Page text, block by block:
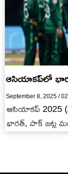
ఆసియాక‌ప్‌లో
September 8, 2025 /
ఆసియాక‌ప్ 2025
భార‌త్‌, పాక్ జ‌ట్ల